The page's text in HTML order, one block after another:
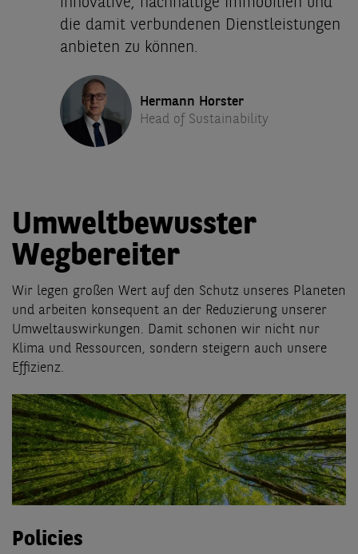
innovative, nachhaltige Immobilien und
die damit verbundenen Dienstleistungen
anbieten zu können.
Hermann Horster
Head of Sustainability
Umweltbewusster
Wegbereiter
Wir legen großen Wert auf den Schutz unseres Planeten
und arbeiten konsequent an der Reduzierung unserer
Umweltauswirkungen. Damit schonen wir nicht nur
Klima und Ressourcen, sondern steigern auch unsere
Effizienz.
Policies